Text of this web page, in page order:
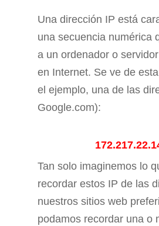
Una dirección IP está
una secuencia numérica
a un ordenador o
en Internet. Se ve de
el ejemplo, una de las
Google.com):
Tan solo imaginemos lo
recordar estos IP de las
nuestros sitios web
podamos recordar una o